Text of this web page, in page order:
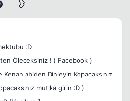
:D
Öleceksiniz ! ( Facebook )
abiden Dinleyin Kopacaksınız
mutlka girin :D )